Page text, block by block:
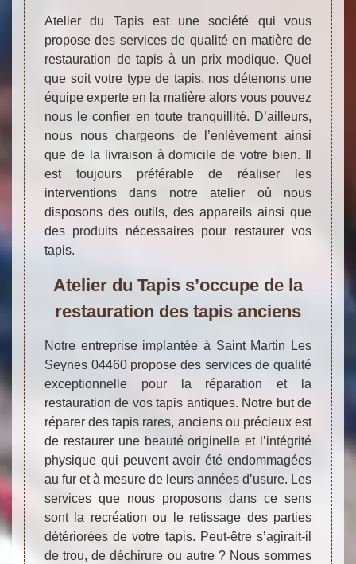
Atelier du Tapis est une société qui vous
propose des services de qualité en matière de
restauration de tapis à un prix modique. Quel
que soit votre type de tapis, nos détenons une
équipe experte en la matière alors vous pouvez
nous le confier en toute tranquillité. D’ailleurs,
nous nous chargeons de l’enlèvement ainsi
que de la livraison à domicile de votre bien. Il
est toujours préférable de réaliser les
interventions dans notre atelier où nous
disposons des outils, des appareils ainsi que
des produits nécessaires pour restaurer vos
tapis.
Atelier du Tapis s’occupe de la
restauration des tapis anciens
Notre entreprise implantée à Saint Martin Les
Seynes 04460 propose des services de qualité
exceptionnelle pour la réparation et la
restauration de vos tapis antiques. Notre but de
réparer des tapis rares, anciens ou précieux est
de restaurer une beauté originelle et l’intégrité
physique qui peuvent avoir été endommagées
au fur et à mesure de leurs années d’usure. Les
services que nous proposons dans ce sens
sont la recréation ou le retissage des parties
détériorées de votre tapis. Peut-être s’agirait-il
de trou, de déchirure ou autre ? Nous sommes